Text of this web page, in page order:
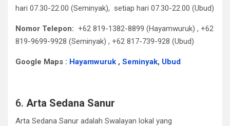
hari 07.30-22.00 (Seminyak), setiap hari 07.30-22.00 (Ubud)
Nomor Telepon: +62 819-1382-8899 (Hayamwuruk) , +62
819-9699-9928 (Seminyak) , +62 817-739-928 (Ubud)
Google Maps : Hayamwuruk , Seminyak, Ubud
6. Arta Sedana Sanur
Arta Sedana Sanur adalah Swalayan lokal yang